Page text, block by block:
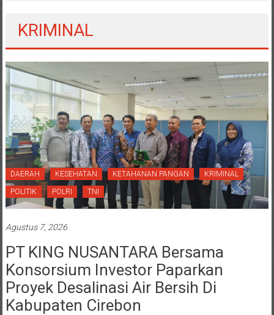
KRIMINAL
DAERAH KESEHATAN KETAHANAN PANGAN KRIMINAL
POLITIK POLRI TNI
Agustus 7, 2026
PT KING NUSANTARA Bersama
Konsorsium Investor Paparkan
Proyek Desalinasi Air Bersih Di
Kabupaten Cirebon